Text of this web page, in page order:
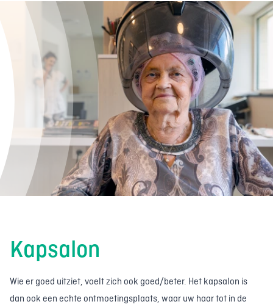
Kapsalon
Wie er goed uitziet, voelt zich ook goed/beter. Het kapsalon is
dan ook een echte ontmoetingsplaats, waar uw haar tot in de